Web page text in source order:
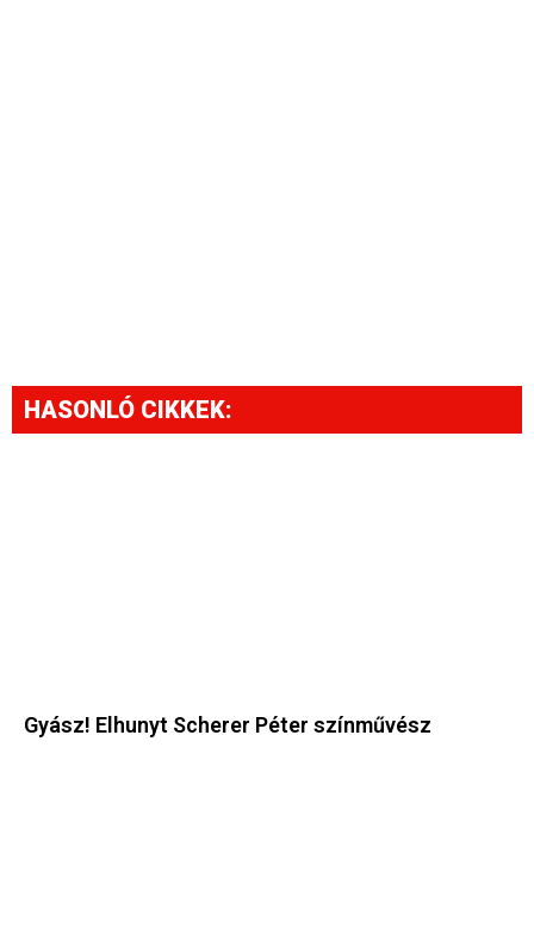
HASONLÓ CIKKEK:
Gyász! Elhunyt Scherer Péter színművész